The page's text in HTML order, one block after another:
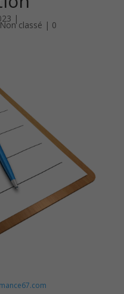
|
classé | 0